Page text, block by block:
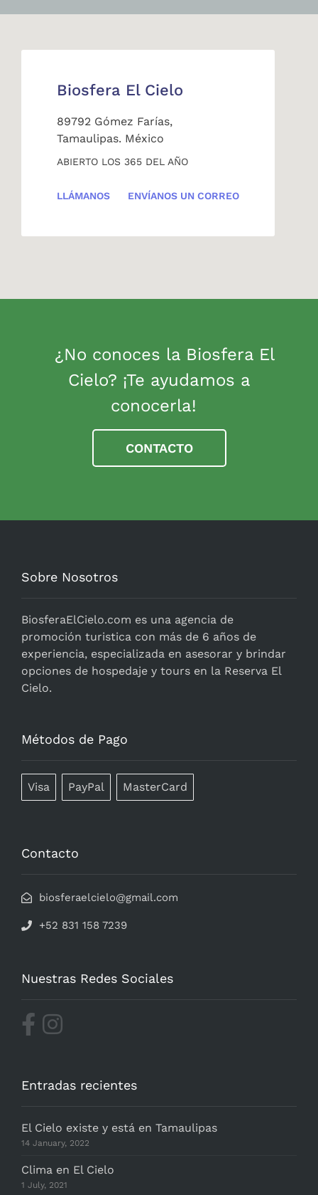
Biosfera El Cielo
89792 Gómez Farías,
Tamaulipas. México
ABIERTO LOS 365 DEL AÑO
LLÁMANOS ENVÍANOS UN CORREO
¿No conoces la Biosfera El
Cielo? ¡Te ayudamos a
conocerla!
CONTACTO
Sobre Nosotros
BiosferaElCielo.com es una agencia de
promoción turistica con más de 6 años de
experiencia, especializada en asesorar y brindar
opciones de hospedaje y tours en la Reserva El
Cielo.
Métodos de Pago
Visa PayPal MasterCard
Contacto
biosferaelcielo@gmail.com
+52 831 158 7239
Nuestras Redes Sociales
Entradas recientes
El Cielo existe y está en Tamaulipas
14 January, 2022
Clima en El Cielo
1 July, 2021